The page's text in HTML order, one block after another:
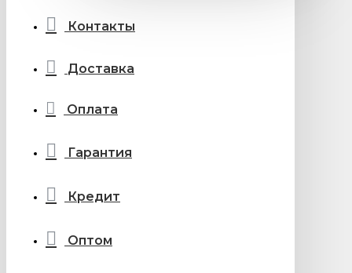
Контакты
Доставка
Оплата
Гарантия
Кредит
Оптом